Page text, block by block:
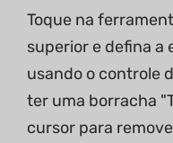
Toque na
superior e defina a
usando o controle
ter uma borracha
cursor para